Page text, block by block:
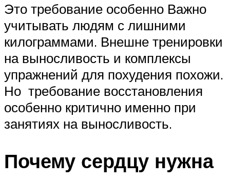
Это требование особенно Важно
учитывать людям с лишними
килограммами. Внешне тренировки
на выносливость и комплексы
упражнений для похудения похожи.
Но требование восстановления
особенно критично именно при
занятиях на выносливость.
Почему сердцу нужна